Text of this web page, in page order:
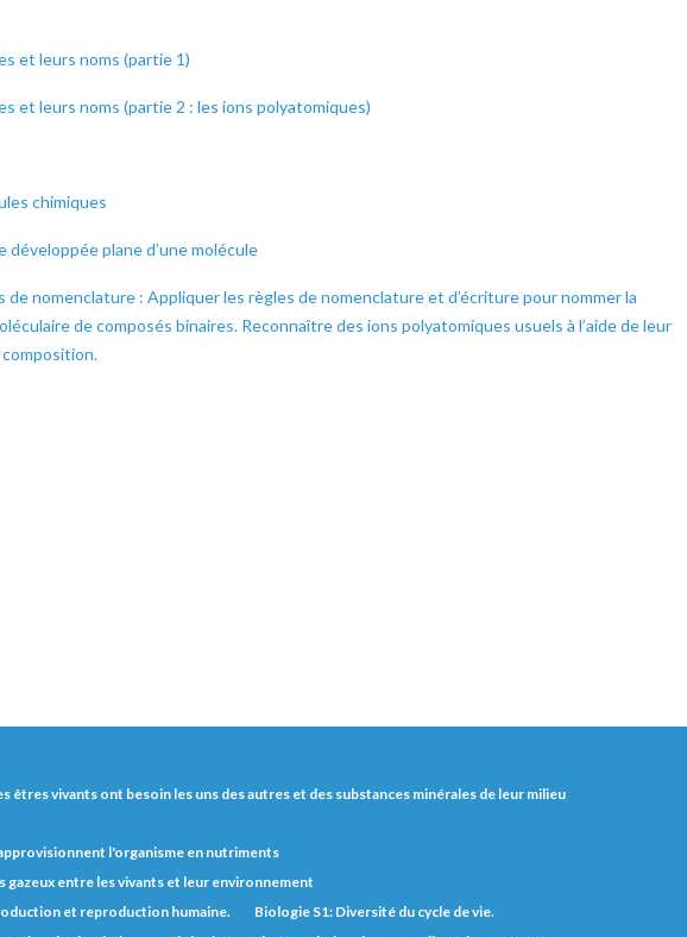
et leurs noms (partie 1)
et leurs noms (partie 2 : les ions polyatomiques)
chimiques
développée plane d’une molécule
de nomenclature : Appliquer les règles de nomenclature et d’écriture pour nommer la
de composés binaires. Reconnaître des ions polyatomiques usuels à l’aide de leur
êtres vivants ont besoin les uns des autres et des substances minérales de leur milieu
l'organisme en nutriments
gazeux entre les vivants et leur environnement
et reproduction humaine.
Biologie S1: Diversité du cycle de vie.